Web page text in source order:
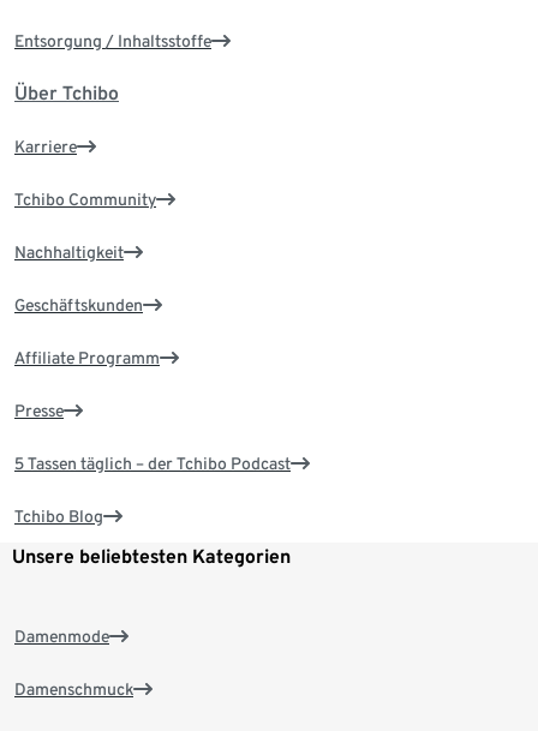
Entsorgung / Inhaltsstoffe
Über Tchibo
Karriere
Tchibo Community
Nachhaltigkeit
Geschäftskunden
Affiliate Programm
Presse
5 Tassen täglich – der Tchibo Podcast
Tchibo Blog
Unsere beliebtesten Kategorien
Damenmode
Damenschmuck